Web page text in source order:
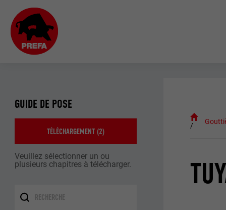
GUIDE DE POSE
TÉLÉCHARGEMENT (2)
Veuillez sélectionner un ou
plusieurs chapitres à télécharger.